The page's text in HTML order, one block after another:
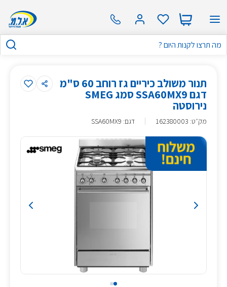
תנור משולב כיריים גז רוחב 60 ס"מ
דגם SSA60MX9 סמג SMEG
נירוסטה
מק״ט:
162380003 דגם: SSA60MX9